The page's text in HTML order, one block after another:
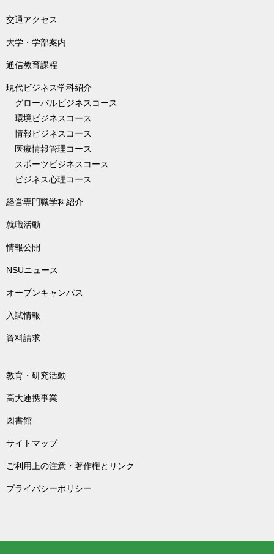
交通アクセス
大学・学部案内
通信教育課程
現代ビジネス学科紹介
グローバルビジネスコース
環境ビジネスコース
情報ビジネスコース
医療情報管理コース
スポーツビジネスコース
ビジネス心理コース
経営専門職学科紹介
就職活動
情報公開
NSUニュース
オープンキャンパス
入試情報
資料請求
教育・研究活動
高大連携事業
図書館
サイトマップ
ご利用上の注意・著作権とリンク
プライバシーポリシー